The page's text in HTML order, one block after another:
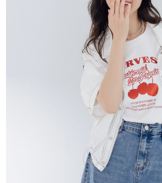
每筆NT$60，滿NT$2,000(含以上)免運費
每筆NT$60，滿NT$2,000(含以上)免運費
每筆NT$80，滿NT$2,000(含以上)免運費